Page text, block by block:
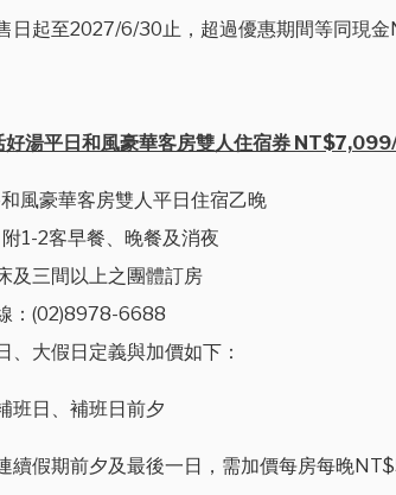
日起至2027/6/30止，超過優惠期間等同現
好湯平日和風豪華客房雙人住宿券
風豪華客房雙人平日住宿乙晚
1-2客早餐、晚餐及消夜
及三間以上之團體訂房
：(02)8978-6688
、大假日定義與加價如下：
班日、補班日前夕
續假期前夕及最後一日，需加價每房每晚